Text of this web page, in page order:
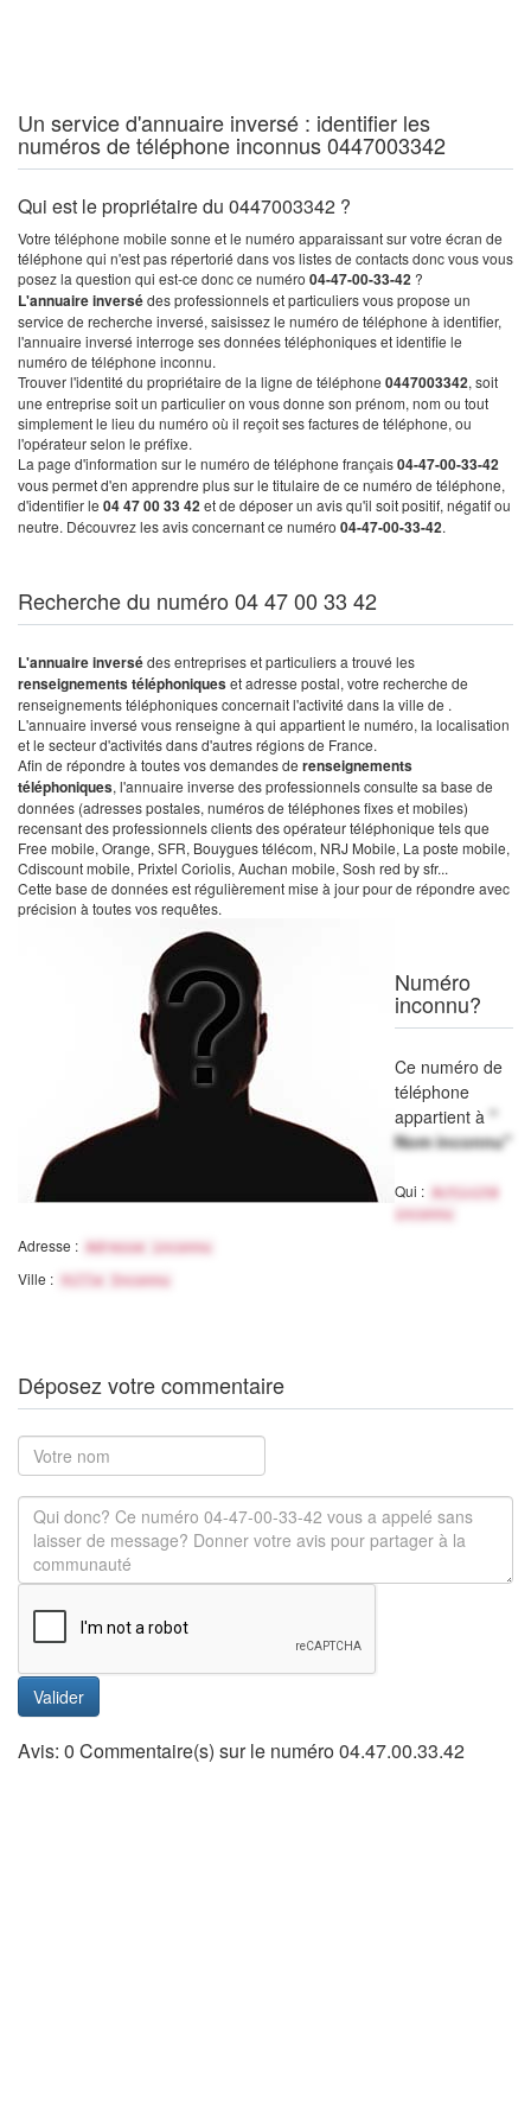
Un service d'annuaire inversé : identifier les
numéros de téléphone inconnus 0447003342
Qui est le propriétaire du 0447003342 ?
Votre téléphone mobile sonne et le numéro apparaissant sur votre écran de
téléphone qui n'est pas répertorié dans vos listes de contacts donc vous vous
posez la question qui est-ce donc ce numéro 04-47-00-33-42 ?
L'annuaire inversédes professionnels et particuliers vous propose un
service de recherche inversé, saisissez le numéro de téléphone à identifier,
l'annuaire inversé interroge ses données téléphoniques et identifie le
numéro de téléphone inconnu.
Trouver l'identité du propriétaire de la ligne de téléphone 0447003342, soit
une entreprise soit un particulier on vous donne son prénom, nom ou tout
simplement le lieu du numéro où il reçoit ses factures de téléphone, ou
l'opérateur selon le préfixe.
La page d'information sur le numéro de téléphone français04-47-00-33-42
vous permet d'en apprendre plus sur le titulaire de ce numéro de téléphone,
d'identifier le 04 47 00 33 42et de déposer un avis qu'il soit positif, négatif ou
neutre. Découvrez les avis concernant ce numéro 04-47-00-33-42.
Recherche du numéro 04 47 00 33 42
L'annuaire inversédes entreprises et particuliers a trouvé les
renseignements téléphoniqueset adresse postal, votre recherche de
renseignements téléphoniques concernait l'activité dans la ville de .
L'annuaire inversé vous renseigne à qui appartient le numéro, la localisation
et le secteur d'activités dans d'autres régions de France.
Afin de répondre à toutes vos demandes de renseignements
téléphoniques, l'annuaire inverse des professionnels consulte sa base de
données (adresses postales, numéros de téléphones fixes et mobiles)
recensant des professionnels clients des opérateur téléphonique tels que
Free mobile, Orange, SFR, Bouygues télécom, NRJ Mobile, La poste mobile,
Cdiscount mobile, Prixtel Coriolis, Auchan mobile, Sosh red by sfr...
Cette base de données est régulièrement mise à jour pour de répondre avec
précision à toutes vos requêtes.
Numéro
inconnu?
Ce numéro de
téléphone
appartient à "
Nom inconnu"
Qui :
Activité
inconnu
Adresse : Adresse inconnu
Ville : Ville Inconnu
Déposez votre commentaire
Valider
Avis: 0 Commentaire(s) sur le numéro 04.47.00.33.42